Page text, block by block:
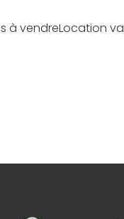
à vendreLocation